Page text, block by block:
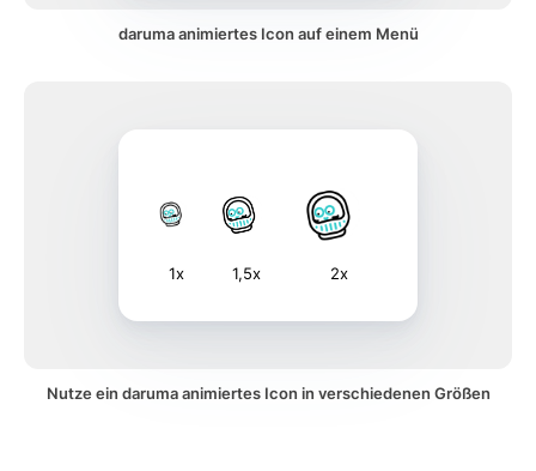
daruma animiertes Icon auf einem Menü
1x 1,5x 2x
Nutze ein daruma animiertes Icon in verschiedenen Größen